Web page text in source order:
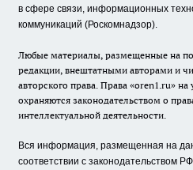
в сфере связи, информационных
коммуникаций (Роскомнадзор).
Любые материалы, размещенные на
редакции, внештатными авторами и
авторского права. Права «oren1.ru»
охраняются законодательством о
интеллектуальной деятельности.
Вся информация, размещенная на
соответствии с законодательством